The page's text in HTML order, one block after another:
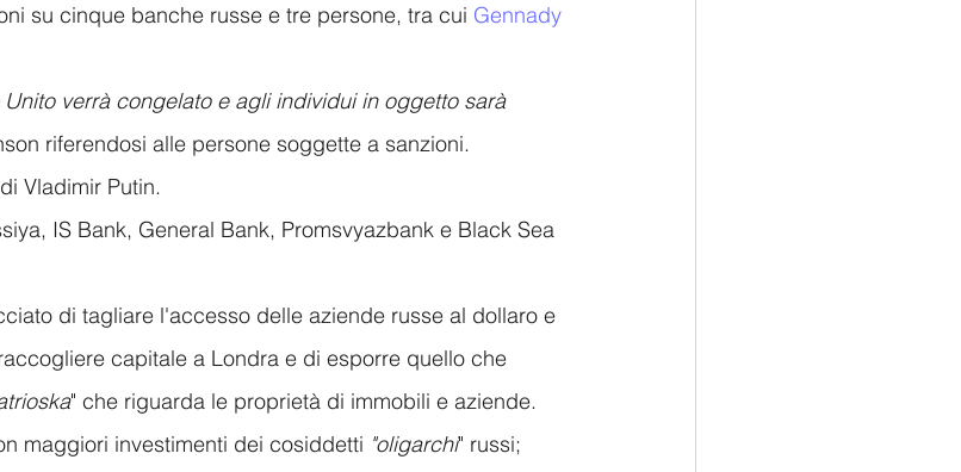
su cinque banche russe e tre persone, tra cui Gennady
verrà congelato e agli individui in oggetto sarà
riferendosi alle persone soggette a sanzioni.
Vladimir Putin.
IS Bank, General Bank, Promsvyazbank e Black Sea
di tagliare l'accesso delle aziende russe al dollaro e
capitale a Londra e di esporre quello che
" che riguarda le proprietà di immobili e aziende.
maggiori investimenti dei cosiddetti "oligarchi" russi;